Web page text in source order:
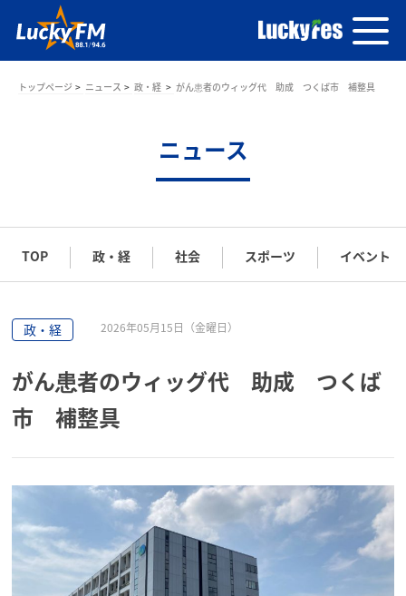
トップページ ニュース 政・経 がん患者のウィッグ代 助成 つくば市 補整具
ニュース
TOP 政・経 社会 スポーツ イベント
政・経 2026年05月15日（金曜日）
がん患者のウィッグ代 助成 つくば
市 補整具